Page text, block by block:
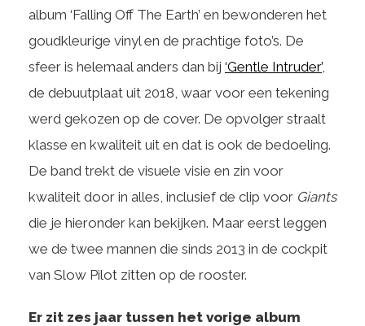
album ‘Falling Off The Earth’ en bewonderen het
goudkleurige vinyl en de prachtige foto’s. De
sfeer is helemaal anders dan bij ‘Gentle Intruder’,
de debuutplaat uit 2018, waar voor een tekening
werd gekozen op de cover. De opvolger straalt
klasse en kwaliteit uit en dat is ook de bedoeling.
De band trekt de visuele visie en zin voor
kwaliteit door in alles, inclusief de clip voor Giants
die je hieronder kan bekijken. Maar eerst leggen
we de twee mannen die sinds 2013 in de cockpit
van Slow Pilot zitten op de rooster.
Er zit zes jaar tussen het vorige album